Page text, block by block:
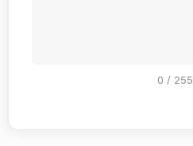
0 / 255